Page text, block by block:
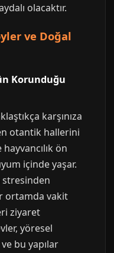
olacaktır.
ve Doğal
Korunduğu
karşınıza
otantik hallerini
ön
içinde yaşar.
stresinden
ortamda vakit
ziyaret
yöresel
bu yapılar